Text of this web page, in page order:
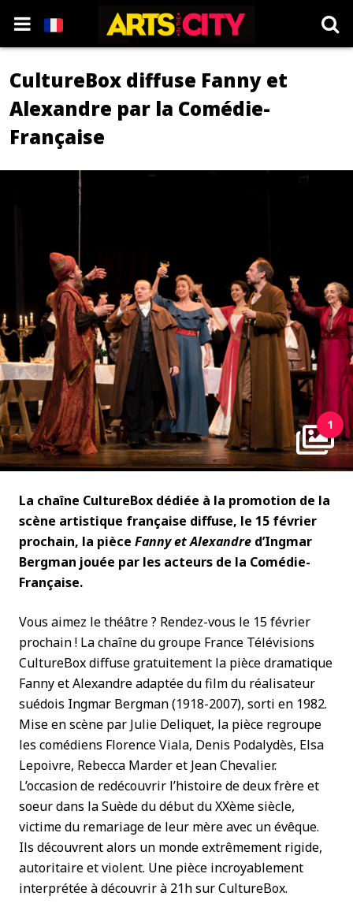
CultureBox diffuse Fanny et
Alexandre par la Comédie-
Française
1
La chaîne CultureBox dédiée à la promotion de la
scène artistique française diffuse, le 15 février
prochain, la pièce Fanny et Alexandre d’Ingmar
Bergman jouée par les acteurs de la Comédie-
Française.
Vous aimez le théâtre ? Rendez-vous le 15 février
prochain ! La chaîne du groupe France Télévisions
CultureBox diffuse gratuitement la pièce dramatique
Fanny et Alexandre adaptée du film du réalisateur
suédois Ingmar Bergman (1918-2007), sorti en 1982.
Mise en scène par Julie Deliquet, la pièce regroupe
les comédiens Florence Viala, Denis Podalydès, Elsa
Lepoivre, Rebecca Marder et Jean Chevalier.
L’occasion de redécouvrir l’histoire de deux frère et
soeur dans la Suède du début du XXème siècle,
victime du remariage de leur mère avec un évêque.
Ils découvrent alors un monde extrêmement rigide,
autoritaire et violent. Une pièce incroyablement
interprétée à découvrir à 21h sur CultureBox.